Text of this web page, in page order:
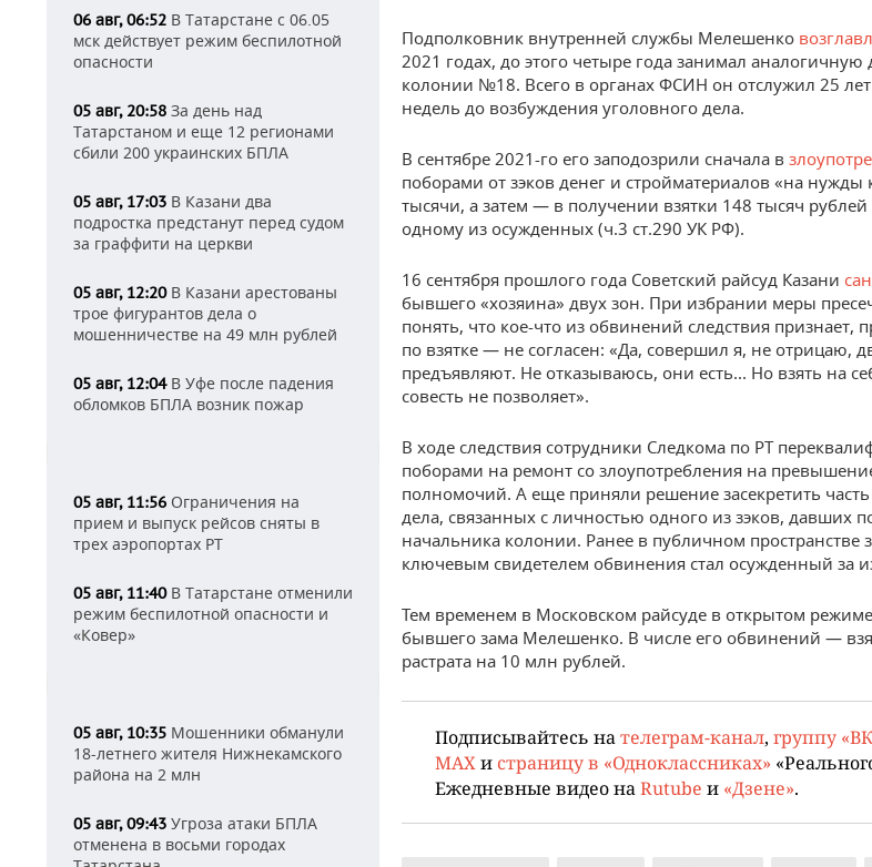
06 авг, 06:52 В Татарстане с 06.05
мск действует режим беспилотной
опасности
05 авг, 20:58 За день над
Татарстаном и еще 12 регионами
сбили 200 украинских БПЛА
05 авг, 17:03 В Казани два
подростка предстанут перед судом
за граффити на церкви
05 авг, 12:20В Казани арестованы
трое фигурантов дела о
мошенничестве на 49 млн рублей
05 авг, 12:04В Уфе после падения
обломков БПЛА возник пожар
05 авг, 11:56 Ограничения на
прием и выпуск рейсов сняты в
трех аэропортах РТ
05 авг, 11:40В Татарстане отменили
режим беспилотной опасности и
«Ковер»
05 авг, 10:35 Мошенники обманули
18-летнего жителя Нижнекамского
района на 2 млн
05 авг, 09:43 Угроза атаки БПЛА
отменена в восьми городах
Подполковник внутренней службы Мелешенко
2021 годах, до этого четыре года занимал аналогичную
колонии №18. Всего в органах ФСИН он отслужил 25 лет
недель до возбуждения уголовного дела.
В сентябре 2021-го его заподозрили сначала в
поборами от зэков денег и стройматериалов «на
тысячи, а затем — в получении взятки 148 тысяч рублей
одному из осужденных (ч.3 ст.290 УК РФ).
16 сентября прошлого года Советский райсуд Казани
бывшего «хозяина» двух зон. При избрании меры
понять, что кое-что из обвинений следствия признает,
по взятке — не согласен: «Да, совершил я, не отрицаю,
предъявляют. Не отказываюсь, они есть... Но взять на
совесть не позволяет».
В ходе следствия сотрудники Следкома по РТ
поборами на ремонт со злоупотребления на
полномочий. А еще приняли решение засекретить
дела, связанных с личностью одного из зэков, давших
начальника колонии. Ранее в публичном пространстве
ключевым свидетелем обвинения стал осужденный за
Тем временем в Московском райсуде в открытом режиме
бывшего зама Мелешенко. В числе его обвинений —
растрата на 10 млн рублей.
Подписывайтесь нателеграм-канал, группу
MAXи страницу в «Одноклассниках»
Ежедневные видео наRutube и «Дзене».